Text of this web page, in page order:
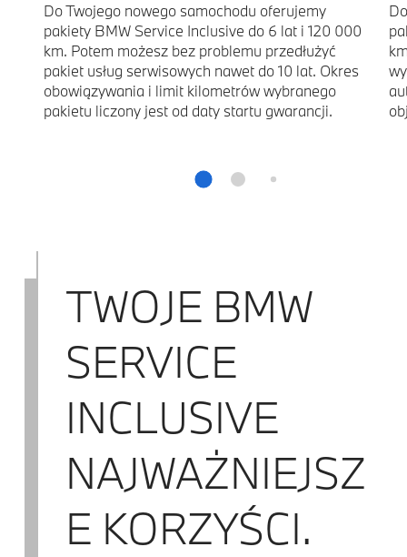
Do Twojego nowego samochodu oferujemy
pakiety BMW Service Inclusive do 6 lat i 120 000
km. Potem możesz bez problemu przedłużyć
pakiet usług serwisowych nawet do 10 lat. Okres
obowiązywania i limit kilometrów wybranego
pakietu liczony jest od daty startu gwarancji.
TWOJE BMW
SERVICE
INCLUSIVE
NAJWAŻNIEJSZ
E KORZYŚCI.